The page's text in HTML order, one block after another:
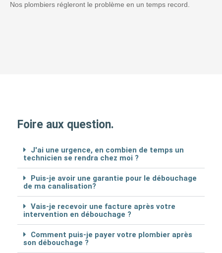
Nos plombiers régleront le problème en un temps record.
Foire aux question.
J'ai une urgence, en combien de temps un
technicien se rendra chez moi ?
Puis-je avoir une garantie pour le débouchage
de ma canalisation?
Vais-je recevoir une facture après votre
intervention en débouchage ?
Comment puis-je payer votre plombier après
son débouchage ?